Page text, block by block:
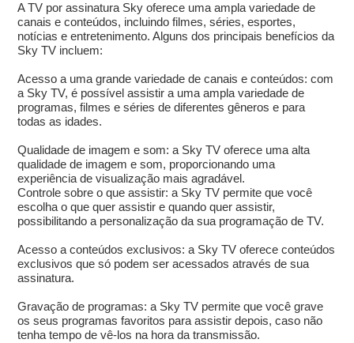
A TV por assinatura Sky oferece uma ampla variedade de
canais e conteúdos, incluindo filmes, séries, esportes,
notícias e entretenimento. Alguns dos principais benefícios da
Sky TV incluem:
Acesso a uma grande variedade de canais e conteúdos: com
a Sky TV, é possível assistir a uma ampla variedade de
programas, filmes e séries de diferentes gêneros e para
todas as idades.
Qualidade de imagem e som: a Sky TV oferece uma alta
qualidade de imagem e som, proporcionando uma
experiência de visualização mais agradável.
Controle sobre o que assistir: a Sky TV permite que você
escolha o que quer assistir e quando quer assistir,
possibilitando a personalização da sua programação de TV.
Acesso a conteúdos exclusivos: a Sky TV oferece conteúdos
exclusivos que só podem ser acessados através de sua
assinatura.
Gravação de programas: a Sky TV permite que você grave
os seus programas favoritos para assistir depois, caso não
tenha tempo de vê-los na hora da transmissão.